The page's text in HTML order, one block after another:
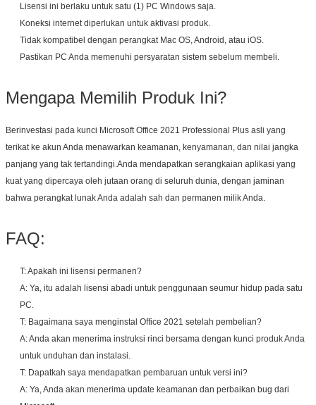
Lisensi ini berlaku untuk satu (1) PC Windows saja.
Koneksi internet diperlukan untuk aktivasi produk.
Tidak kompatibel dengan perangkat Mac OS, Android, atau iOS.
Pastikan PC Anda memenuhi persyaratan sistem sebelum membeli.
Mengapa Memilih Produk Ini?
Berinvestasi pada kunci Microsoft Office 2021 Professional Plus asli yang
terikat ke akun Anda menawarkan keamanan, kenyamanan, dan nilai jangka
panjang yang tak tertandingi.Anda mendapatkan serangkaian aplikasi yang
kuat yang dipercaya oleh jutaan orang di seluruh dunia, dengan jaminan
bahwa perangkat lunak Anda adalah sah dan permanen milik Anda.
FAQ:
T: Apakah ini lisensi permanen?
A: Ya, itu adalah lisensi abadi untuk penggunaan seumur hidup pada satu
PC.
T: Bagaimana saya menginstal Office 2021 setelah pembelian?
A: Anda akan menerima instruksi rinci bersama dengan kunci produk Anda
untuk unduhan dan instalasi.
T: Dapatkah saya mendapatkan pembaruan untuk versi ini?
A: Ya, Anda akan menerima update keamanan dan perbaikan bug dari